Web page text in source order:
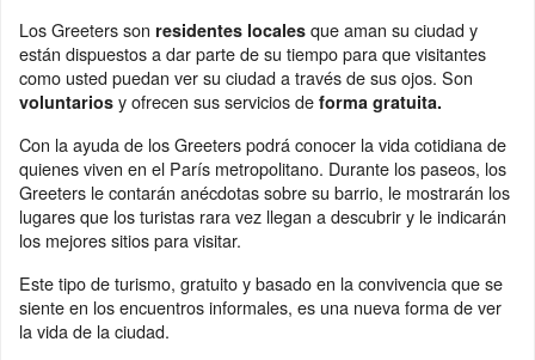
Los Greeters son residentes locales que aman su ciudad y
están dispuestos a dar parte de su tiempo para que visitantes
como usted puedan ver su ciudad a través de sus ojos. Son
voluntarios y ofrecen sus servicios de forma gratuita.
Con la ayuda de los Greeters podrá conocer la vida cotidiana de
quienes viven en el París metropolitano. Durante los paseos, los
Greeters le contarán anécdotas sobre su barrio, le mostrarán los
lugares que los turistas rara vez llegan a descubrir y le indicarán
los mejores sitios para visitar.
Este tipo de turismo, gratuito y basado en la convivencia que se
siente en los encuentros informales, es una nueva forma de ver
la vida de la ciudad.